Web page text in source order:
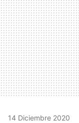
14 Diciembre 2020